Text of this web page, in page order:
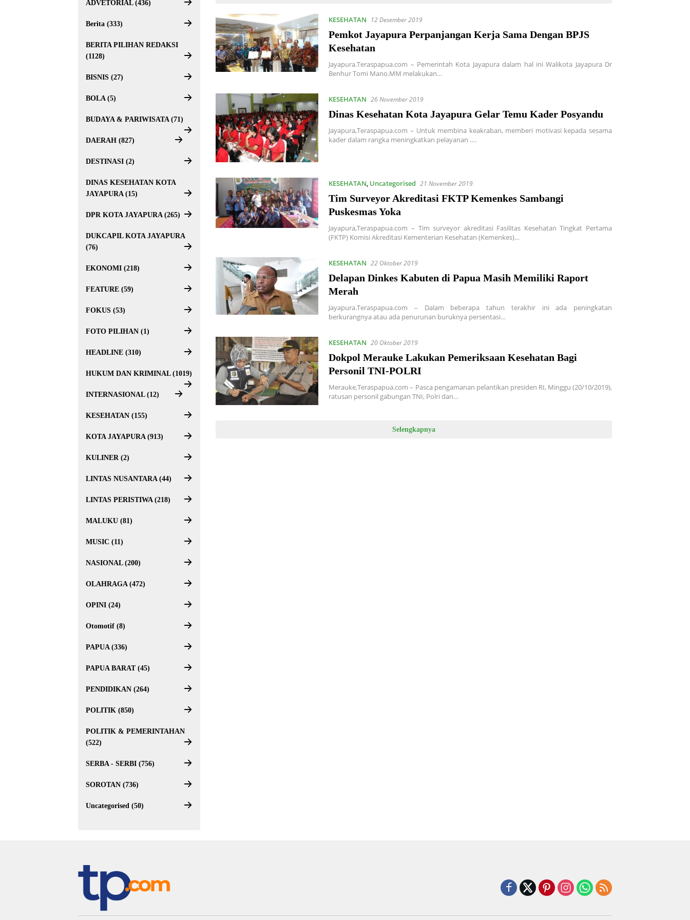
ADVETORIAL (436)
Berita (333)
BERITA PILIHAN REDAKSI
(1128)
BISNIS (27)
BOLA (5)
BUDAYA & PARIWISATA (71)
DAERAH (827)
DESTINASI (2)
DINAS KESEHATAN KOTA
JAYAPURA (15)
DPR KOTA JAYAPURA (265)
DUKCAPIL KOTA JAYAPURA
(76)
EKONOMI (218)
FEATURE (59)
FOKUS (53)
FOTO PILIHAN (1)
HEADLINE (310)
HUKUM DAN KRIMINAL (1019)
INTERNASIONAL (12)
KESEHATAN (155)
KOTA JAYAPURA (913)
KULINER (2)
LINTAS NUSANTARA (44)
LINTAS PERISTIWA (218)
MALUKU (81)
MUSIC (11)
NASIONAL (200)
OLAHRAGA (472)
OPINI (24)
Otomotif (8)
PAPUA (336)
PAPUA BARAT (45)
PENDIDIKAN (264)
POLITIK (850)
POLITIK & PEMERINTAHAN
(522)
SERBA - SERBI (756)
SOROTAN (736)
Uncategorised (50)
KESEHATAN 12 Desember 2019
Pemkot Jayapura Perpanjangan Kerja Sama Dengan BPJS
Kesehatan
Jayapura.Teraspapua.com – Pemerintah Kota Jayapura dalam hal ini Walikota Jayapura Dr
Benhur Tomi Mano.MM melakukan…
KESEHATAN 26 November 2019
Dinas Kesehatan Kota Jayapura Gelar Temu Kader Posyandu
Jayapura,Teraspapua.com – Untuk membina keakraban, memberi motivasi kepada sesama
kader dalam rangka meningkatkan pelayanan ….
KESEHATAN, Uncategorised 21 November 2019
Tim Surveyor Akreditasi FKTP Kemenkes Sambangi
Puskesmas Yoka
Jayapura,Teraspapua.com – Tim surveyor akreditasi Fasilitas Kesehatan Tingkat Pertama
(FKTP) Komisi Akreditasi Kementerian Kesehatan (Kemenkes)…
KESEHATAN 22 Oktober 2019
Delapan Dinkes Kabuten di Papua Masih Memiliki Raport
Merah
Jayapura.Teraspapua.com – Dalam beberapa tahun terakhir ini ada peningkatan
berkurangnya atau ada penurunan buruknya persentasi…
KESEHATAN 20 Oktober 2019
Dokpol Merauke Lakukan Pemeriksaan Kesehatan Bagi
Personil TNI-POLRI
Merauke,Teraspapua.com – Pasca pengamanan pelantikan presiden RI, Minggu (20/10/2019),
ratusan personil gabungan TNI, Polri dan…
Selengkapnya